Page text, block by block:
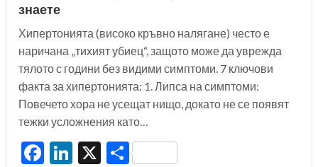
знаете
Хипертонията (високо кръвно налягане) често е
наричана „тихият убиец“, защото може да уврежда
тялото с години без видими симптоми. 7 ключови
факта за хипертонията: 1. Липса на симптоми:
Повечето хора не усещат нищо, докато не се появят
тежки усложнения като…
Facebook
LinkedIn
X Share